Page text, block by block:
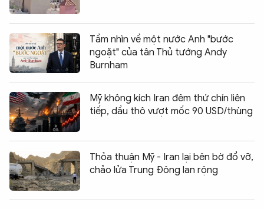
Tầm nhìn về một nước Anh "bước
ngoặt" của tân Thủ tướng Andy
Burnham
Mỹ không kích Iran đêm thứ chín liên
tiếp, dầu thô vượt mốc 90 USD/thùng
Thỏa thuận Mỹ - Iran lại bên bờ đổ vỡ,
chảo lửa Trung Đông lan rộng